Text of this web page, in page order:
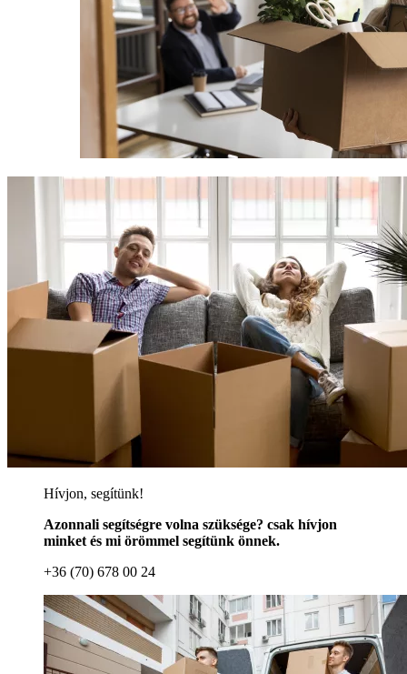
Hívjon, segítünk!
Azonnali segítségre volna szüksége? csak hívjon
minket és mi örömmel segítünk önnek.
+36 (70) 678 00 24